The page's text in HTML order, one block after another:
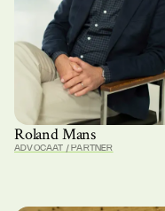
Roland Mans
ADVOCAAT / PARTNER